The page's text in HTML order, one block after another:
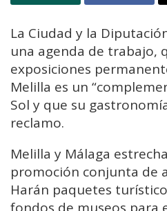
La Ciudad y la
una agenda de trabajo,
exposiciones
Melilla es un
Sol y que su
reclamo.
Melilla y Málaga
promoción conjunta de
Harán paquetes
fondos de museos para